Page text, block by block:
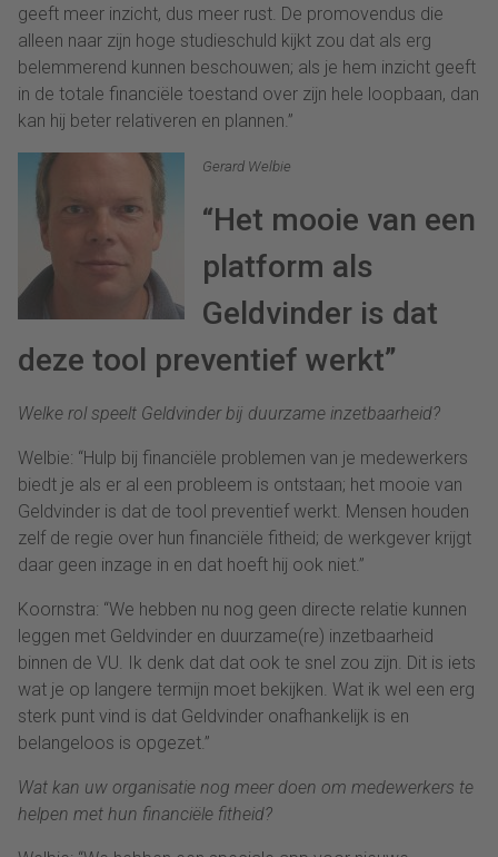
geeft meer inzicht, dus meer rust. De promovendus die
alleen naar zijn hoge studieschuld kijkt zou dat als erg
belemmerend kunnen beschouwen; als je hem inzicht geeft
in de totale financiële toestand over zijn hele loopbaan, dan
kan hij beter relativeren en plannen.”
Gerard Welbie
“Het mooie van een
platform als
Geldvinder is dat
deze tool preventief werkt”
Welke rol speelt Geldvinderbij duurzame inzetbaarheid?
Welbie: “Hulp bij financiële problemen van je medewerkers
biedt je als er al een probleem is ontstaan; het mooie van
Geldvinder is dat de tool preventief werkt. Mensen houden
zelf de regie over hun financiële fitheid; de werkgever krijgt
daar geen inzage in en dat hoeft hij ook niet.”
Koornstra: “We hebben nu nog geen directe relatie kunnen
leggen met Geldvinder en duurzame(re) inzetbaarheid
binnen de VU. Ik denk dat dat ook te snel zou zijn. Dit is iets
wat je op langere termijn moet bekijken. Wat ik wel een erg
sterk punt vind is dat Geldvinder onafhankelijk is en
belangeloos is opgezet.”
Wat kan uw organisatie nog meer doen om medewerkers te
helpen met hun financiële fitheid?